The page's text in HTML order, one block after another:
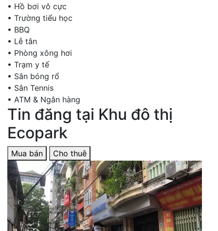
• Hồ bơi vô cực
• Trường tiểu học
• BBQ
• Lễ tân
• Phòng xông hơi
• Trạm y tế
• Sân bóng rổ
• Sân Tennis
• ATM & Ngân hàng
Tin đăng tại Khu đô thị
Ecopark
Mua bán Cho thuê